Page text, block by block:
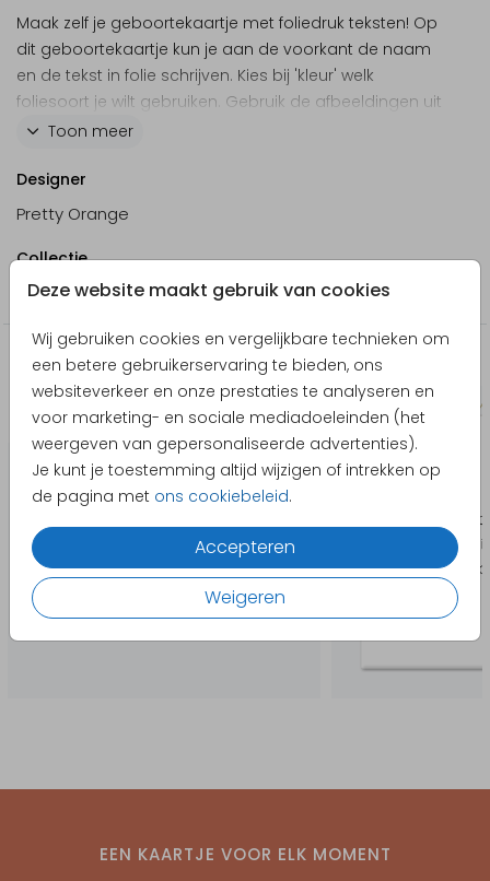
Deze website maakt gebruik van cookies
Wij gebruiken cookies en vergelijkbare technieken om
een betere gebruikerservaring te bieden, ons
websiteverkeer en onze prestaties te analyseren en
voor marketing- en sociale mediadoeleinden (het
weergeven van gepersonaliseerde advertenties).
Je kunt je toestemming altijd wijzigen of intrekken op
de pagina met ons cookiebeleid.
Accepteren
Weigeren
Maak zelf je geboortekaartje met foliedruk teksten! Op
dit geboortekaartje kun je aan de voorkant de naam
en de tekst in folie schrijven. Kies bij 'kleur' welk
foliesoort je wilt gebruiken. Gebruik de afbeeldingen uit
de ontwerptool om de kaart verder op te maken.
Toon meer
Designer
Pretty Orange
Collectie
Blanco ontwerpen
Producten die hierop lijken
Kerstkaart
EEN KAARTJE VOOR ELK MOMENT